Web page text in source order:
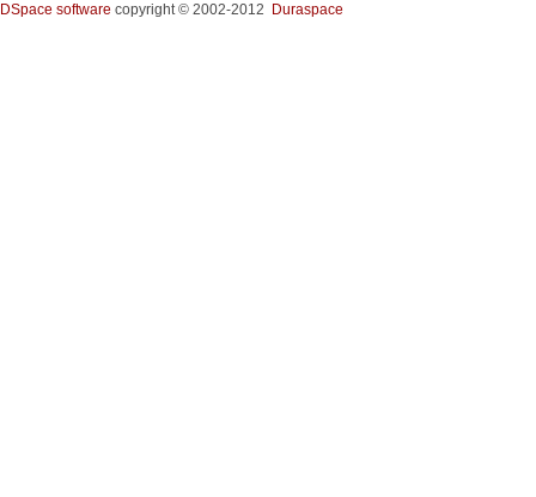
DSpace software copyright © 2002-2012 Duraspace